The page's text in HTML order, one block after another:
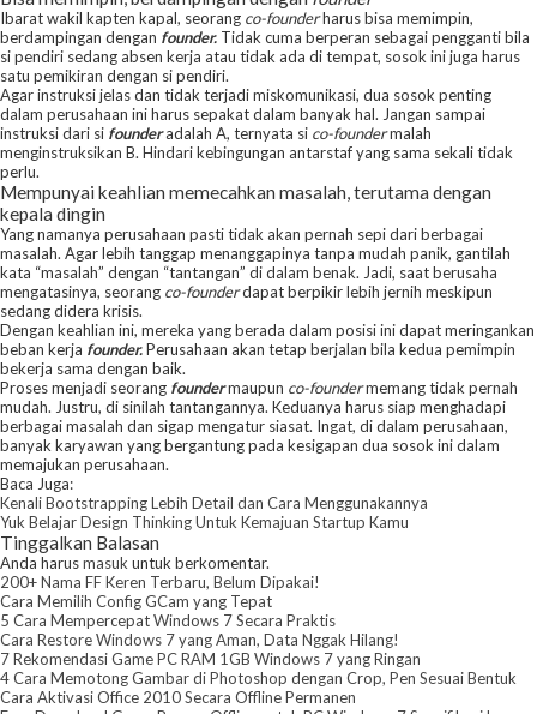
Ibarat wakil kapten kapal, seorang co-founderharus bisa memimpin,
berdampingan dengan founder. Tidak cuma berperan sebagai pengganti bila
si pendiri sedang absen kerja atau tidak ada di tempat, sosok ini juga harus
satu pemikiran dengan si pendiri.
Agar instruksi jelas dan tidak terjadi miskomunikasi, dua sosok penting
dalam perusahaan ini harus sepakat dalam banyak hal. Jangan sampai
instruksi dari si founderadalah A, ternyata si co-foundermalah
menginstruksikan B. Hindari kebingungan antarstaf yang sama sekali tidak
perlu.
Mempunyai keahlian memecahkan masalah, terutama dengan
kepala dingin
Yang namanya perusahaan pasti tidak akan pernah sepi dari berbagai
masalah. Agar lebih tanggap menanggapinya tanpa mudah panik, gantilah
kata “masalah” dengan “tantangan” di dalam benak. Jadi, saat berusaha
mengatasinya, seorang co-founderdapat berpikir lebih jernih meskipun
sedang didera krisis.
Dengan keahlian ini, mereka yang berada dalam posisi ini dapat meringankan
beban kerja founder.Perusahaan akan tetap berjalan bila kedua pemimpin
bekerja sama dengan baik.
Proses menjadi seorang foundermaupun co-foundermemang tidak pernah
mudah. Justru, di sinilah tantangannya. Keduanya harus siap menghadapi
berbagai masalah dan sigap mengatur siasat. Ingat, di dalam perusahaan,
banyak karyawan yang bergantung pada kesigapan dua sosok ini dalam
memajukan perusahaan.
Baca Juga:
Kenali Bootstrapping Lebih Detail dan Cara Menggunakannya
Yuk Belajar Design Thinking Untuk Kemajuan Startup Kamu
Tinggalkan Balasan
Anda harusmasuk untuk berkomentar.
200+ Nama FF Keren Terbaru, Belum Dipakai!
Cara Memilih Config GCam yang Tepat
5 Cara Mempercepat Windows 7 Secara Praktis
Cara Restore Windows 7 yang Aman, Data Nggak Hilang!
7 Rekomendasi Game PC RAM 1GB Windows 7 yang Ringan
4 Cara Memotong Gambar di Photoshop dengan Crop, Pen Sesuai Bentuk
Cara Aktivasi Office 2010 Secara Offline Permanen